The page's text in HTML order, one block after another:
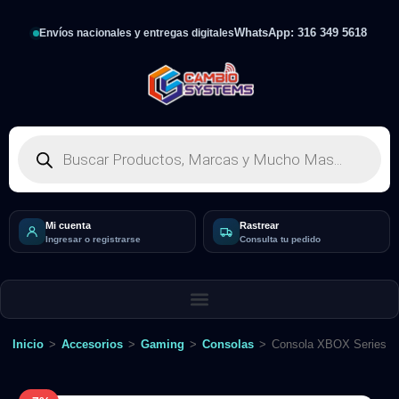
Envíos nacionales y entregas digitalesWhatsApp: 316 349 5618
Mi cuenta
Ingresar o registrarse
Rastrear
Consulta tu pedido
Inicio > Accesorios > Gaming > Consolas > Consola XBOX Series